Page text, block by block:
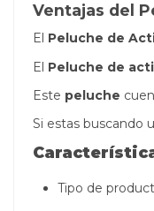
Ventajas del
El Peluche de
El Peluche de
Este peluche
Si estas buscando
Tipo de